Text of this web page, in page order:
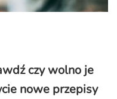
czy wolno je
nowe przepisy